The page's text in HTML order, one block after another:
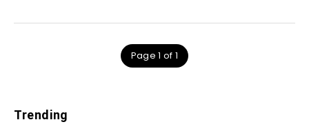
Page 1 of 1
Trending